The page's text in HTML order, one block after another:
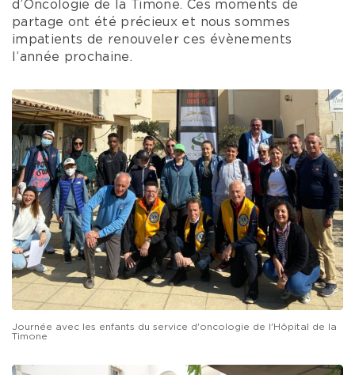
d’Oncologie de la Timone. Ces moments de
partage ont été précieux et nous sommes
impatients de renouveler ces évènements
l’année prochaine.
Journée avec les enfants du service d'oncologie de l'Hôpital de la
Timone